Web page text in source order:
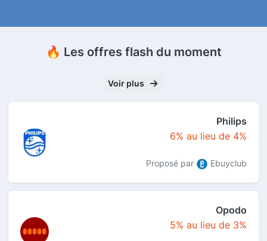
🔥 Les offres flash du moment
Voir plus
Philips
6% au lieu de 4%
Proposé par Ebuyclub
Opodo
5% au lieu de 3%